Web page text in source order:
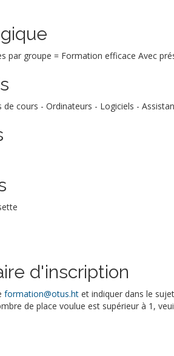
par groupe = Formation efficace Avec
de cours - Ordinateurs - Logiciels -
d'inscription
formation@otus.htet indiquer dans le
de place voulue est supérieur à 1,